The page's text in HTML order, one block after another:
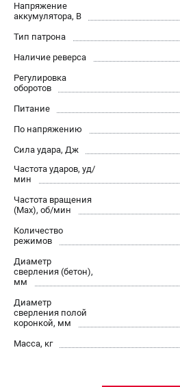
Юридическим лицам
Контакты
О компании
Новости
Программа бонусов
Как нас найти
Пользовательское соглашение
Угловые шлифмашины (УШМ)
Перфораторы
Дрели
Пылесосы
АККУМУЛЯТОРНЫЙ ИНСТРУМЕНТ
Напряжение
аккумулятора, В
Тип патрона
Наличие реверса
Регулировка
оборотов
Питание
По напряжению
Сила удара, Дж
Частота ударов, уд/
мин
Частота вращения
(Max), об/мин
Количество
режимов
Диаметр
сверления (бетон),
мм
Диаметр
сверления полой
коронкой, мм
Масса, кг